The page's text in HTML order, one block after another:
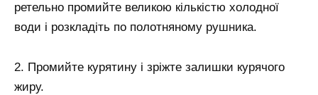
ретельно промийте великою кількістю холодної
води і розкладіть по полотняному рушника.
2. Промийте курятину і зріжте залишки курячого
жиру.